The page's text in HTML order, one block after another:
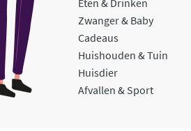
Eten & Drinken
Zwanger & Baby
Cadeaus
Huishouden & Tuin
Huisdier
Afvallen & Sport